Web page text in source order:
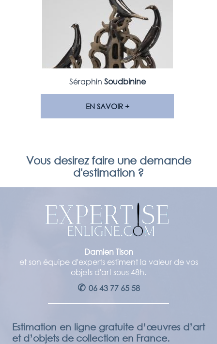
Séraphin Soudbinine
EN SAVOIR +
Vous desirez faire une demande
d'estimation ?
Damien Tison
et son équipe d'experts estiment la valeur de vos
objets d'art sous 48h.
✆ 06 43 77 65 58
Estimation en ligne gratuite d’œuvres d’art
et d’objets de collection en France.